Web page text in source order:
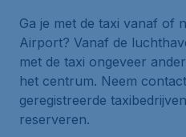
Ga je met de taxi vanaf of
Airport? Vanaf de
met de taxi ongeveer
het centrum. Neem
geregistreerde
reserveren.